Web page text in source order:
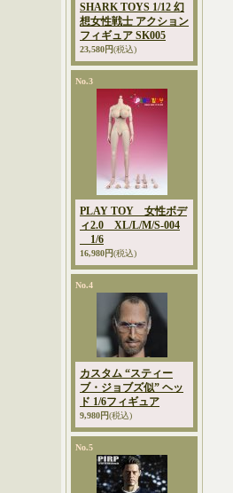
SHARK TOYS 1/12 幻
想女性戦士 アクション
フィギュア SK005
23,580円(税込)
No.3
PLAY TOY 女性ボデ
ィ2.0 XL/L/M/S-004
1/6
16,980円(税込)
No.4
カスタム “スティー
ブ・ジョブズ似” ヘッ
ド 1/6フィギュア
9,980円(税込)
No.5